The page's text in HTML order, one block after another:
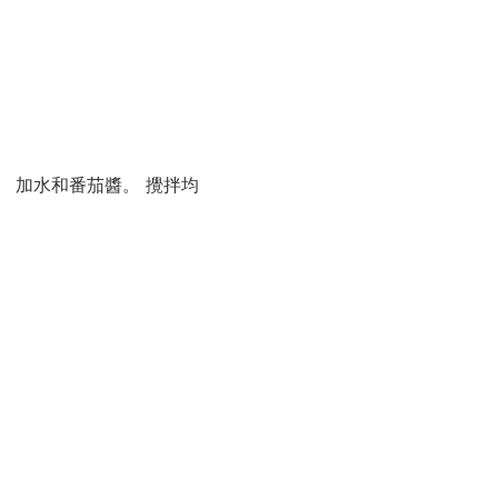
加水和番茄醬。 攪拌均